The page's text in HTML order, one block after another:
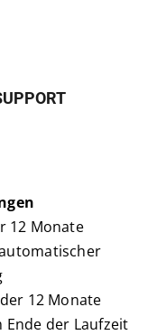
12 Monate
12 Monate
Ende der Laufzeit